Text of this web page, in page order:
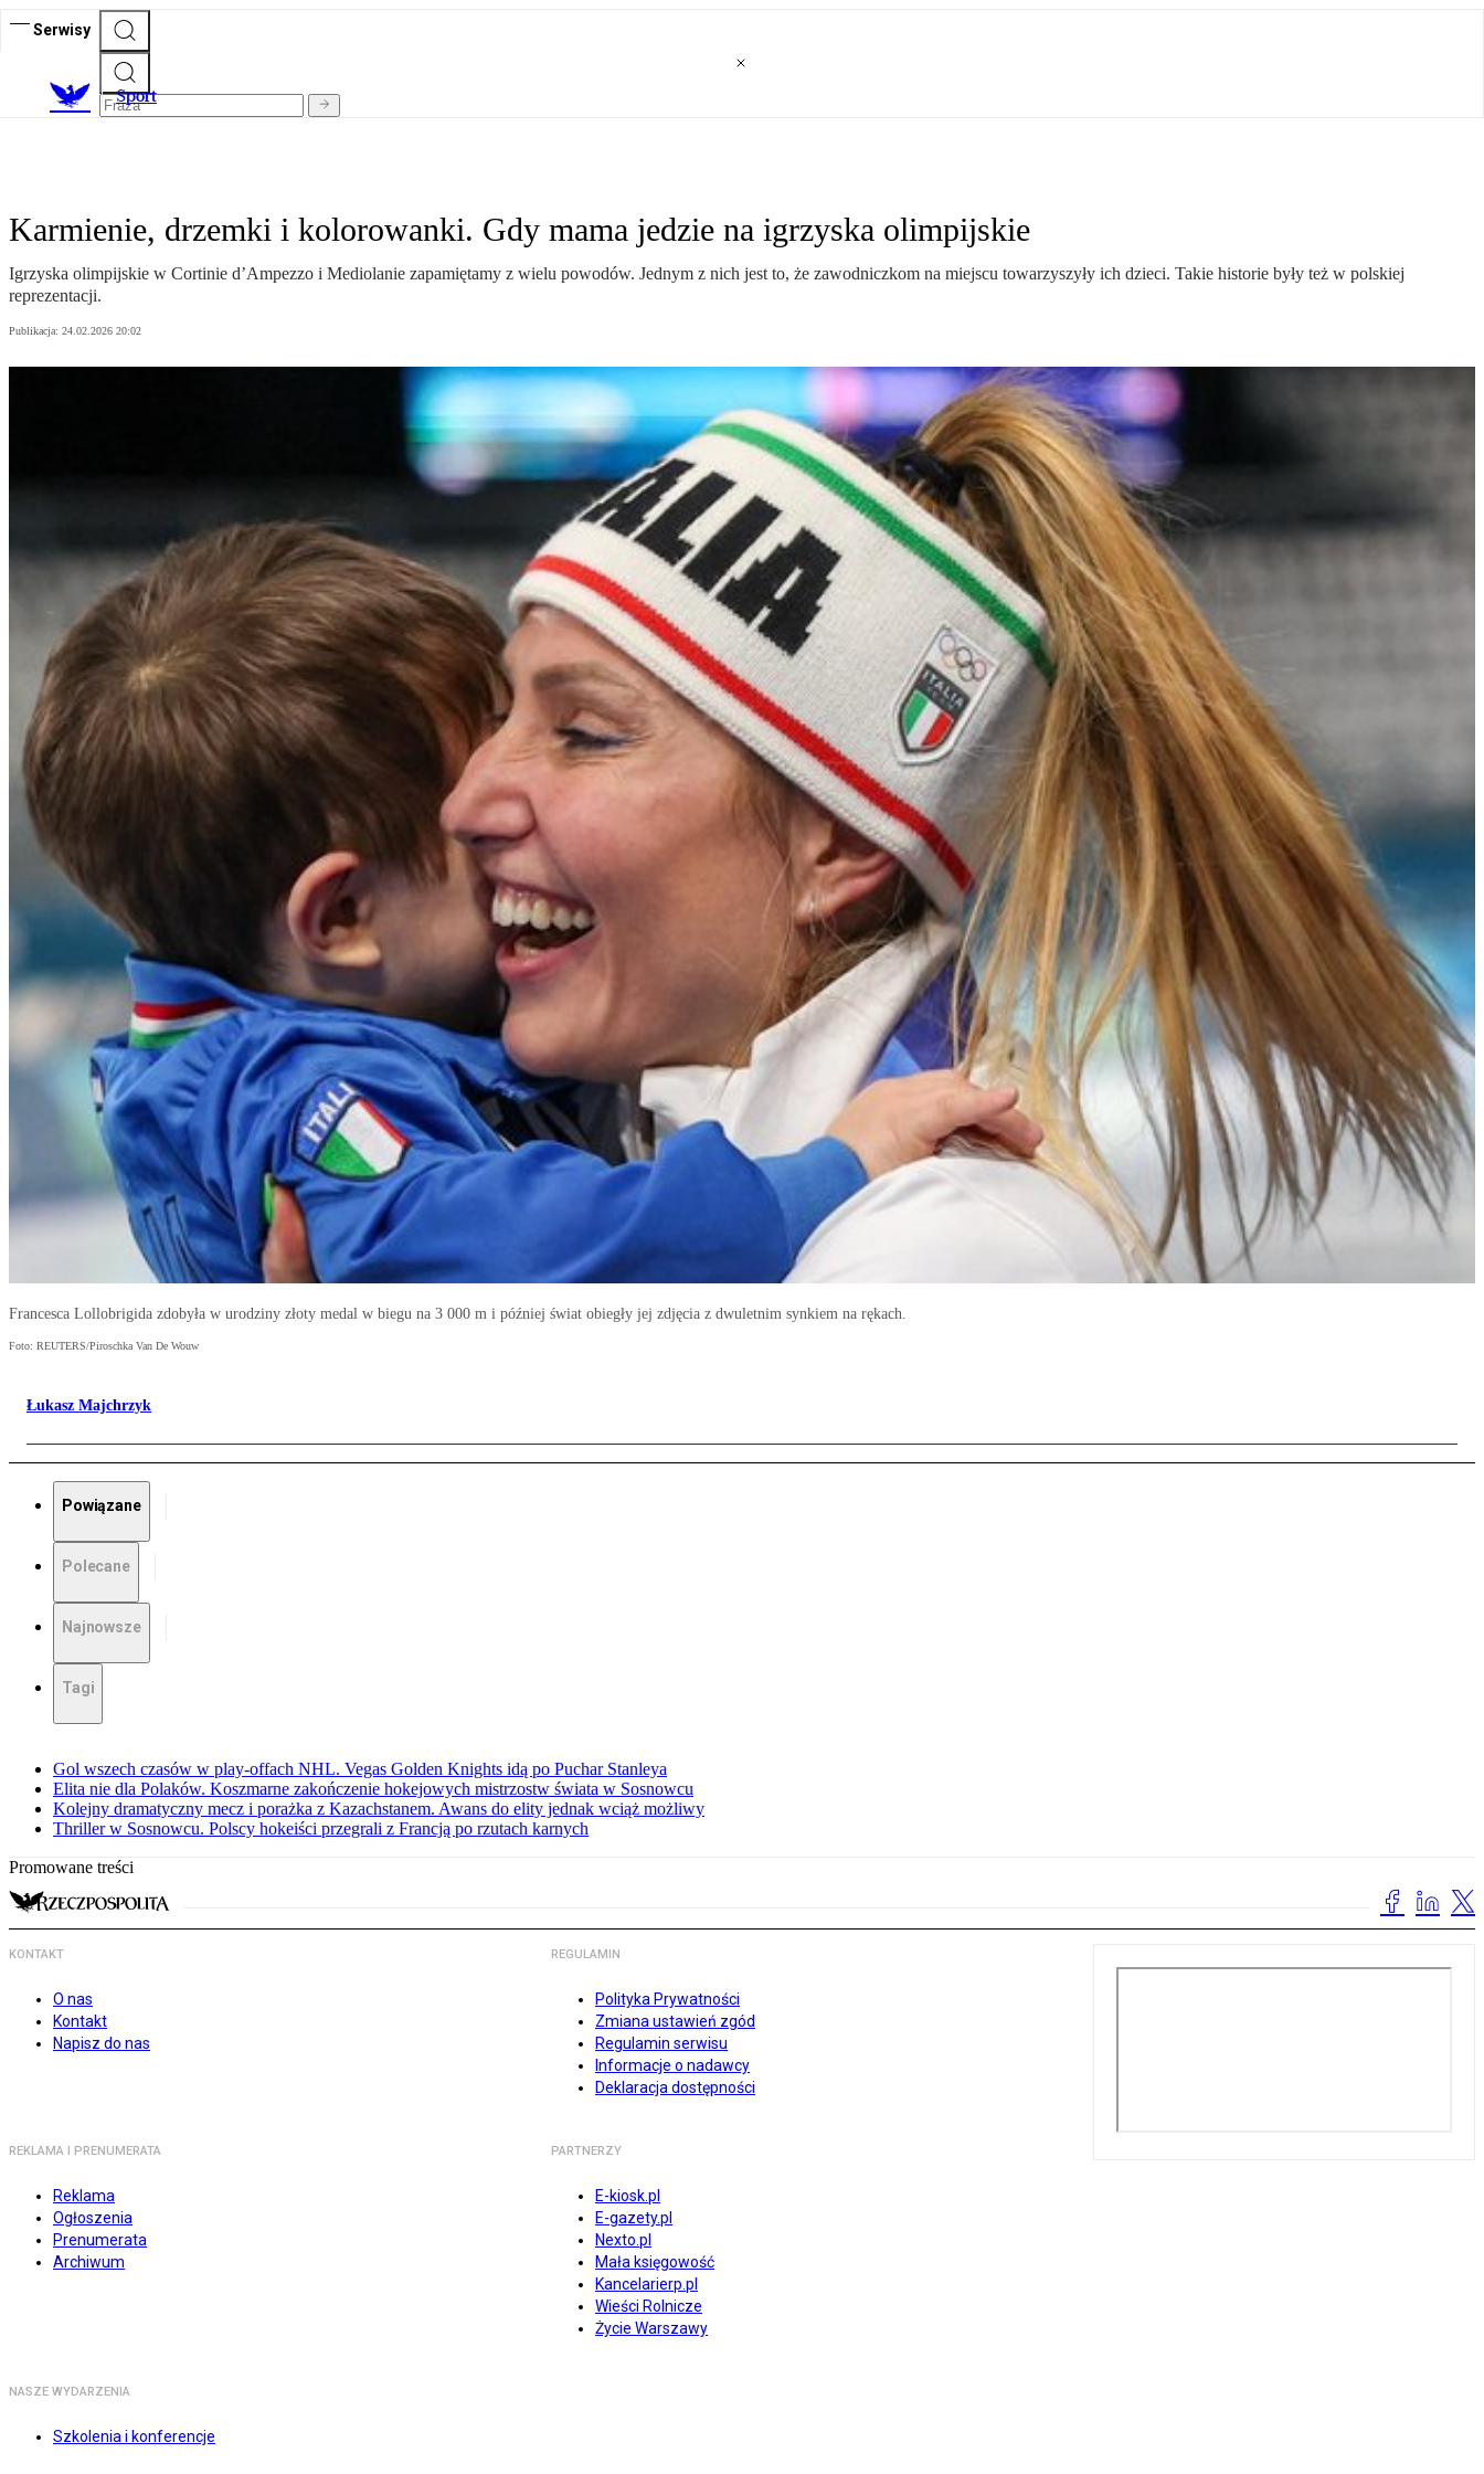
Serwisy
Sport
Karmienie, drzemki i kolorowanki. Gdy mama jedzie na igrzyska olimpijskie
Igrzyska olimpijskie w Cortinie d’Ampezzo i Mediolanie zapamiętamy z wielu powodów. Jednym z nich jest to, że zawodniczkom na miejscu towarzyszyły ich dzieci. Takie historie były też w polskiej
reprezentacji.
Publikacja: 24.02.2026 20:02
Francesca Lollobrigida zdobyła w urodziny złoty medal w biegu na 3 000 m i później świat obiegły jej zdjęcia z dwuletnim synkiem na rękach.
Foto: REUTERS/Piroschka Van De Wouw
Łukasz Majchrzyk
Powiązane
Polecane
Najnowsze
Tagi
Gol wszech czasów w play-offach NHL. Vegas Golden Knights idą po Puchar Stanleya
Elita nie dla Polaków. Koszmarne zakończenie hokejowych mistrzostw świata w Sosnowcu
Kolejny dramatyczny mecz i porażka z Kazachstanem. Awans do elity jednak wciąż możliwy
Thriller w Sosnowcu. Polscy hokeiści przegrali z Francją po rzutach karnych
Promowane treści
KONTAKT
O nas
Kontakt
Napisz do nas
REGULAMIN
Polityka Prywatności
Zmiana ustawień zgód
Regulamin serwisu
Informacje o nadawcy
Deklaracja dostępności
REKLAMA I PRENUMERATA
Reklama
Ogłoszenia
Prenumerata
Archiwum
PARTNERZY
E-kiosk.pl
E-gazety.pl
Nexto.pl
Mała księgowość
Kancelarierp.pl
Wieści Rolnicze
Życie Warszawy
NASZE WYDARZENIA
Szkolenia i konferencje